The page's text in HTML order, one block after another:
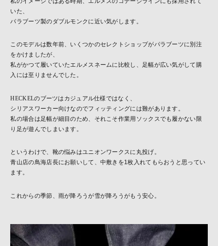
いた、
パラブーツ製のダブルモンクに近い気がします。
このモデルは数年前、いくつかのセレクトショップがパラブーツに別注
をかけましたが、
私がかつて履いていたエルメスネームに比較し、足幅が広い気がして購
入には至りませんでした。
HECKELのブーツはカジュアル仕様ではなく、
シリアスワーカー向けなのでフィッティングには難があります。
私の場合は足幅が細目のため、それこそ作業用ソックスでも履かない限
り足が遊んでしまいます。
というわけで、靴の悩みはユニオンワークスに丸投げ。
青山店の鳥海店長にお願いして、中敷きを1枚入れてもらおうと思ってい
ます。
これからの季節、雨が降ろうが雪が降ろうがもう安心。